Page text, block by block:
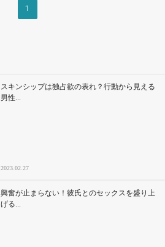
1
スキンシップは独占欲の表れ？行動から見える
男性...
2023.02.27
興奮が止まらない！彼氏とのセックスを盛り上
げる...